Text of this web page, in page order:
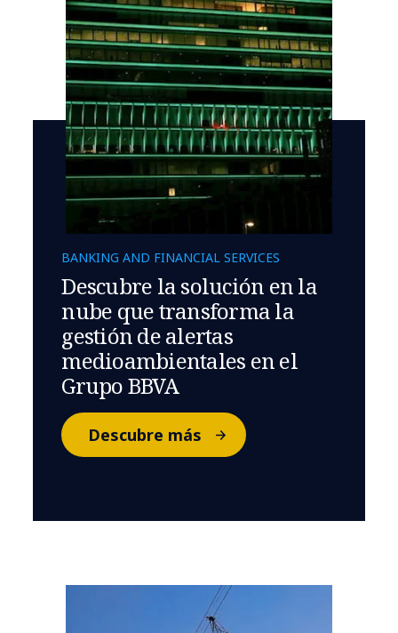
BANKING AND FINANCIAL SERVICES
Descubre la solución en la
nube que transforma la
gestión de alertas
medioambientales en el
Grupo BBVA
Descubre más